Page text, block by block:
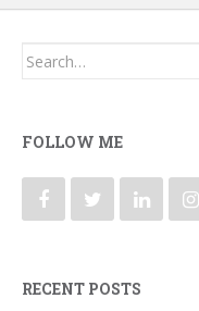
Search for:
FOLLOW ME
RECENT POSTS